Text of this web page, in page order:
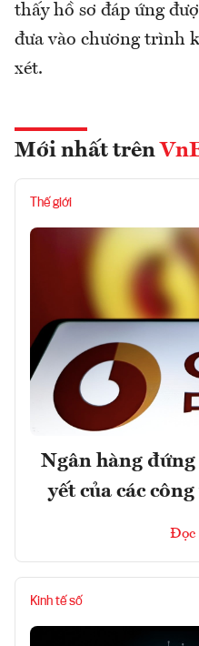
thấy hồ sơ đáp ứng
đưa vào chương trình
xét.
Mới nhất trên
Thế giới
Ngân hàng
yết của các
Đọc
Kinh tế số